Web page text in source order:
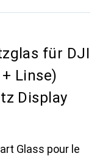
für DJI
Linse)
Display
Glass pour le